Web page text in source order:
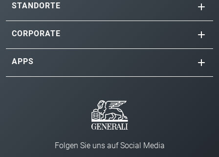
STANDORTE
CORPORATE
APPS
Folgen Sie uns auf Social Media